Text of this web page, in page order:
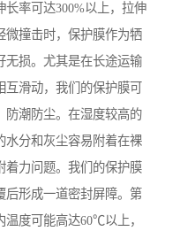
率可达300%以上，拉伸
微撞击时，保护膜作为牺
无损。尤其是在长途运输
滑动，我们的保护膜可
防潮防尘。在湿度较高的
水分和灰尘容易附着在裸
着力问题。我们的保护膜
后形成一道密封屏障。第
度可能高达60℃以上，